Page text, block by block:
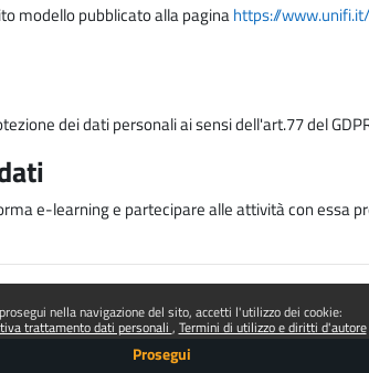
nella navigazione del sito, accetti l'utilizzo dei cookie:
trattamento dati personali Termini di utilizzo e diritti d'autore
Prosegui
modello pubblicato alla paginahttps://
dei dati personali ai sensi dell'art.77 del
e-learning e partecipare alle attività con essa